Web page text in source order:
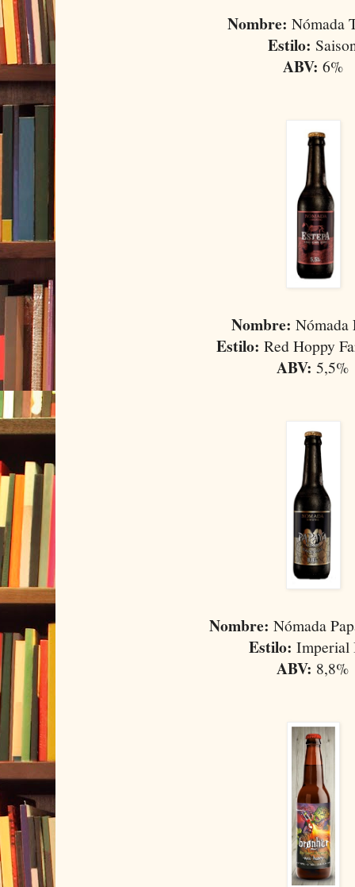
Nombre: Nómada
Estilo:
ABV: 6%
Nombre: Nómada
Estilo: Red Hoppy
ABV: 5,5%
Nombre: Nómada
Estilo: Imperial
ABV: 8,8%